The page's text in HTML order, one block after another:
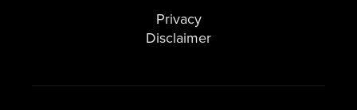
Privacy
Disclaimer